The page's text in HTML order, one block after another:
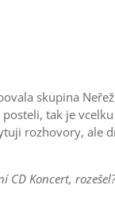
skupina
tak je
rozhovory, ale
CD Koncert,